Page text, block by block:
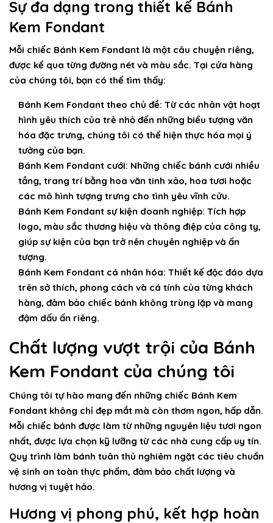
Sự đa dạng trong thiết kế Bánh
Kem Fondant
Mỗi chiếc Bánh Kem Fondant là một câu chuyện riêng,
được kể qua từng đường nét và màu sắc. Tại cửa hàng
của chúng tôi, bạn có thể tìm thấy:
Bánh Kem Fondant theo chủ đề: Từ các nhân vật hoạt
hình yêu thích của trẻ nhỏ đến những biểu tượng văn
hóa đặc trưng, chúng tôi có thể hiện thực hóa mọi ý
tưởng của bạn.
Bánh Kem Fondant cưới: Những chiếc bánh cưới nhiều
tầng, trang trí bằng hoa văn tinh xảo, hoa tươi hoặc
các mô hình tượng trưng cho tình yêu vĩnh cửu.
Bánh Kem Fondant sự kiện doanh nghiệp: Tích hợp
logo, màu sắc thương hiệu và thông điệp của công ty,
giúp sự kiện của bạn trở nên chuyên nghiệp và ấn
tượng.
Bánh Kem Fondant cá nhân hóa: Thiết kế độc đáo dựa
trên sở thích, phong cách và cá tính của từng khách
hàng, đảm bảo chiếc bánh không trùng lặp và mang
đậm dấu ấn riêng.
Chất lượng vượt trội của Bánh
Kem Fondant của chúng tôi
Chúng tôi tự hào mang đến những chiếc Bánh Kem
Fondant không chỉ đẹp mắt mà còn thơm ngon, hấp dẫn.
Mỗi chiếc bánh được làm từ những nguyên liệu tươi ngon
nhất, được lựa chọn kỹ lưỡng từ các nhà cung cấp uy tín.
Quy trình làm bánh tuân thủ nghiêm ngặt các tiêu chuẩn
vệ sinh an toàn thực phẩm, đảm bảo chất lượng và
hương vị tuyệt hảo.
Hương vị phong phú, kết hợp hoàn